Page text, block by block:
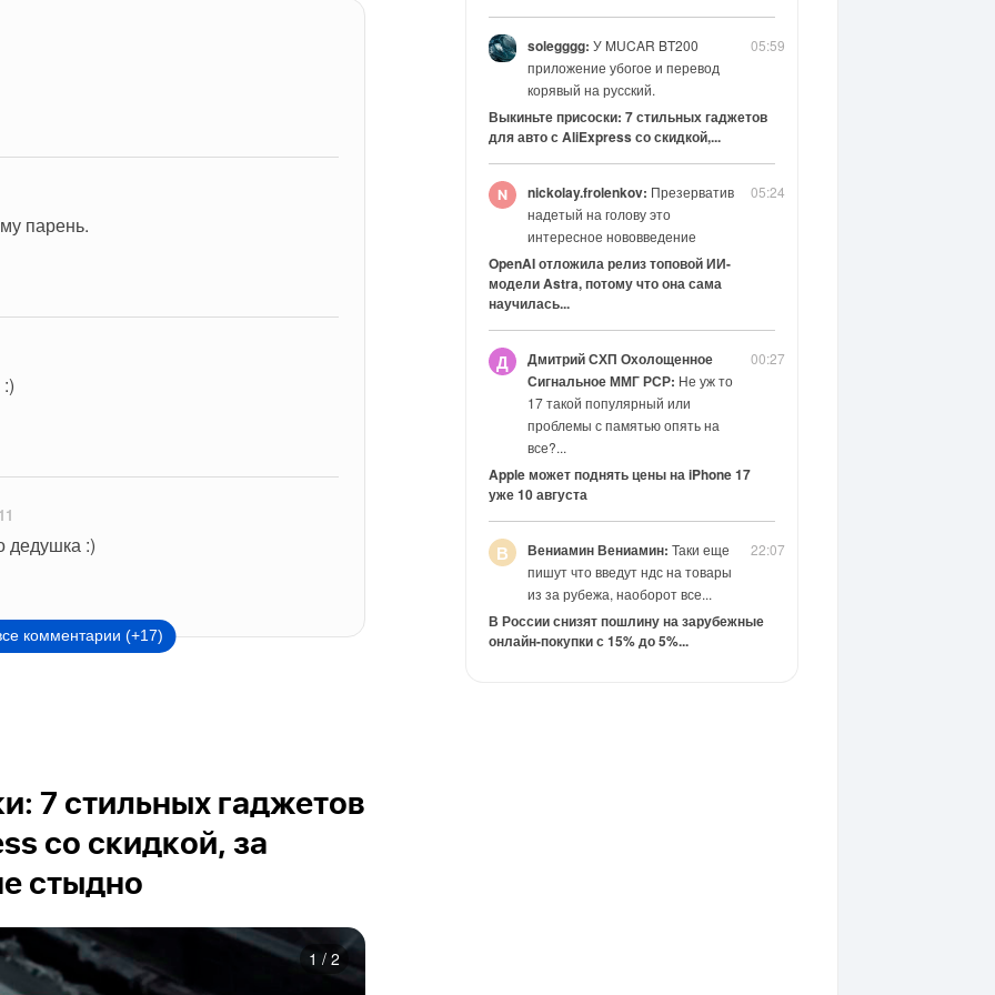
парень.
дедушка :)
комментарии (+17)
7 стильных гаджетов
со скидкой, за
стыдно
1 / 2
05:59
solegggg: У MUCAR BT200
приложение убогое и перевод
корявый на русский.
Выкиньте присоски: 7 стильных гаджетов
для авто с AliExpress со скидкой,...
05:24
nickolay.frolenkov: Презерватив
надетый на голову это
интересное нововведение
OpenAI отложила релиз топовой ИИ-
модели Astra, потому что она сама
научилась...
00:27
Д
Дмитрий СХП Охолощенное
Сигнальное ММГ РСР: Не уж то
17 такой популярный или
проблемы с памятью опять на
все?...
Apple может поднять цены на iPhone 17
уже 10 августа
22:07
В Вениамин Вениамин: Таки еще
пишут что введут ндс на товары
из за рубежа, наоборот все...
В России снизят пошлину на зарубежные
онлайн-покупки с 15% до 5%...